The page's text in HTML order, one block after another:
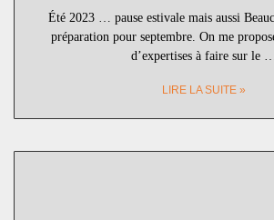
Été 2023 … pause estivale mais aussi
préparation pour septembre. On me
d’expertises à faire sur le
LIRE LA SUITE »